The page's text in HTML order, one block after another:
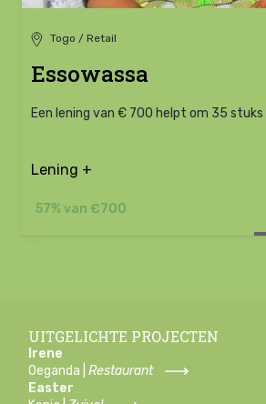
Togo / Retail
Essowassa
Een lening van € 700 helpt om 35
Lening +
57% van €700
UITGELICHTE PROJECTEN
Irene
Oeganda | Restaurant
Easter